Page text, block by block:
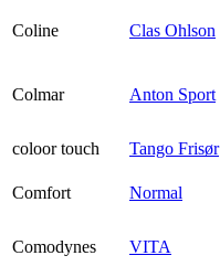
Coline Clas Ohlson
Colmar Anton Sport
coloor touch
Tango Frisør
Comfort
Normal
Comodynes VITA